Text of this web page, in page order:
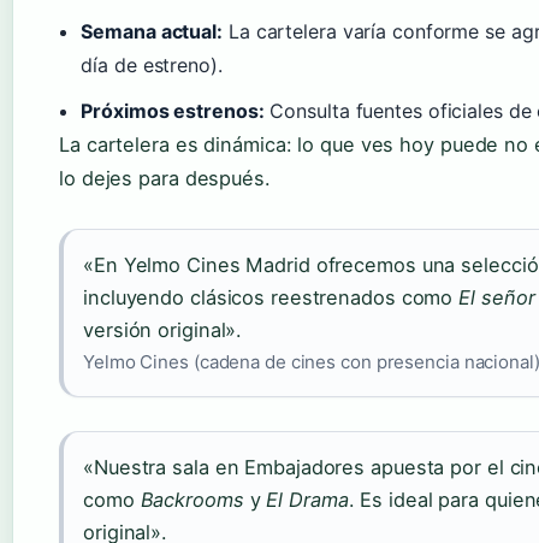
Semana actual: La cartelera varía conforme se
día de estreno).
Próximos estrenos: Consulta fuentes oficiales
La cartelera es dinámica: lo que ves hoy puede
lo dejes para después.
«En Yelmo Cines Madrid ofrecemos una
incluyendo clásicos reestrenados comoEl
versión original».
Yelmo Cines (cadena de cines con presencia nacional)
«Nuestra sala en Embajadores apuesta por el
como Backrooms yEl Drama. Es ideal para
original».